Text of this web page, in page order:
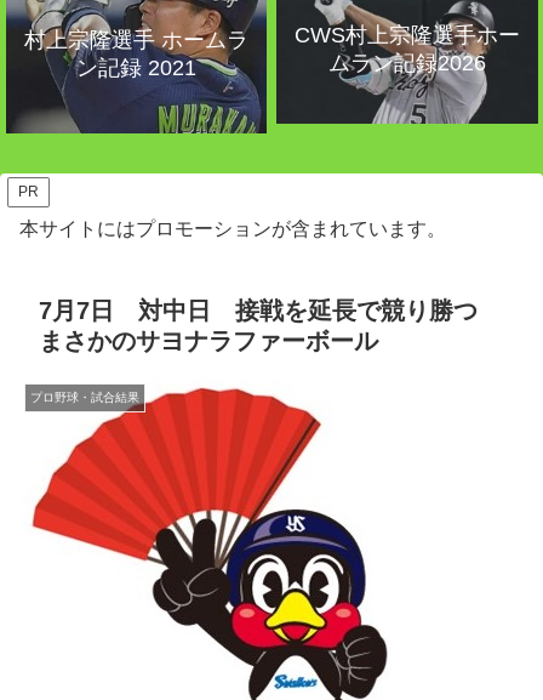
村上宗隆選手 ホームラ
ン記録 2021
CWS村上宗隆選手ホー
ムラン記録2026
PR
本サイトにはプロモーションが含まれています。
7月7日 対中日 接戦を延長で競り勝つ
まさかのサヨナラファーボール
プロ野球・試合結果